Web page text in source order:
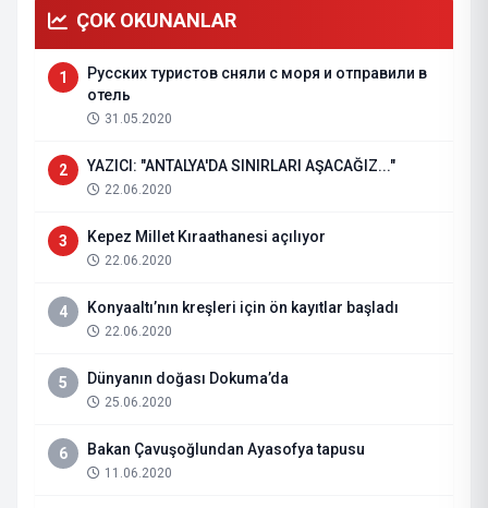
ÇOK OKUNANLAR
1
Русских туристов сняли с моря и отправили в
отель
31.05.2020
2 YAZICI: "ANTALYA'DA SINIRLARI AŞACAĞIZ..."
22.06.2020
3 Kepez Millet Kıraathanesi açılıyor
22.06.2020
4 Konyaaltı’nın kreşleri için ön kayıtlar başladı
22.06.2020
5 Dünyanın doğası Dokuma’da
25.06.2020
6 Bakan Çavuşoğlundan Ayasofya tapusu
11.06.2020